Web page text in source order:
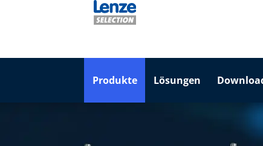
Produkte Lösungen